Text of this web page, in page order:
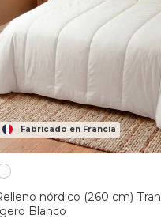
Fabricado en Francia
nórdico (260 cm)
Blanco